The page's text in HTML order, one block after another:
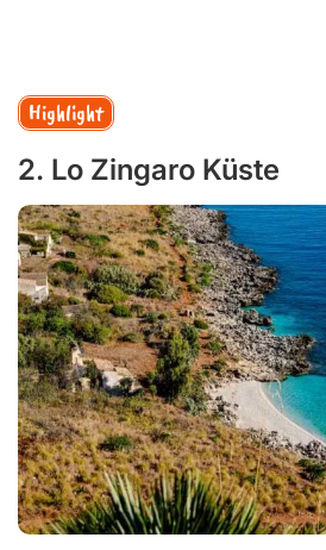
Highlight
2. Lo Zingaro Küste